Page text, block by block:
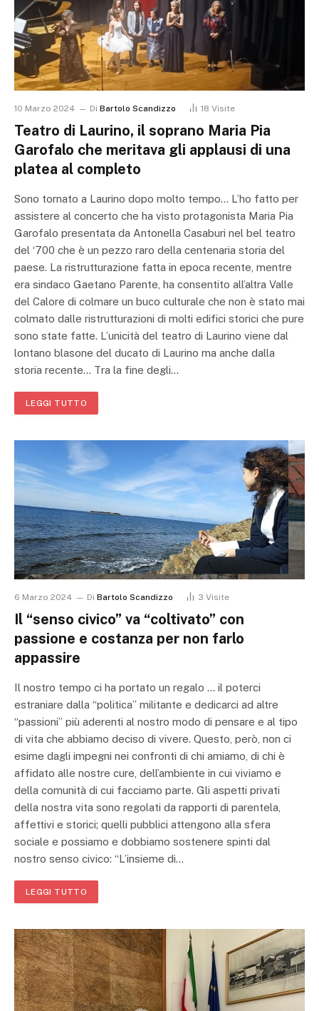
10 Marzo 2024 Di Bartolo Scandizzo 18 Visite
Teatro di Laurino, il soprano Maria Pia
Garofalo che meritava gli applausi di una
platea al completo
Sono tornato a Laurino dopo molto tempo… L’ho fatto per
assistere al concerto che ha visto protagonista Maria Pia
Garofalo presentata da Antonella Casaburi nel bel teatro
del ‘700 che è un pezzo raro della centenaria storia del
paese. La ristrutturazione fatta in epoca recente, mentre
era sindaco Gaetano Parente, ha consentito all’altra Valle
del Calore di colmare un buco culturale che non è stato mai
colmato dalle ristrutturazioni di molti edifici storici che pure
sono state fatte. L’unicità del teatro di Laurino viene dal
lontano blasone del ducato di Laurino ma anche dalla
storia recente… Tra la fine degli…
LEGGI TUTTO
6 Marzo 2024 Di Bartolo Scandizzo 3 Visite
Il “senso civico” va “coltivato” con
passione e costanza per non farlo
appassire
Il nostro tempo ci ha portato un regalo … il poterci
estraniare dalla “politica” militante e dedicarci ad altre
“passioni” più aderenti al nostro modo di pensare e al tipo
di vita che abbiamo deciso di vivere. Questo, però, non ci
esime dagli impegni nei confronti di chi amiamo, di chi è
affidato alle nostre cure, dell’ambiente in cui viviamo e
della comunità di cui facciamo parte. Gli aspetti privati
della nostra vita sono regolati da rapporti di parentela,
affettivi e storici; quelli pubblici attengono alla sfera
sociale e possiamo e dobbiamo sostenere spinti dal
nostro senso civico: “L’insieme di…
LEGGI TUTTO